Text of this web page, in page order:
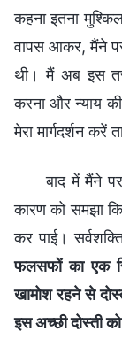
कहना इतना
वापस आकर, मैंने
थी। मैं अब इस
करना और न्याय
मेरा मार्गदर्शन
बाद में मैंने
कारण को समझा
कर पाई।
फलसफों का एक
खामोश रहने से
इस अच्छी दोस्ती